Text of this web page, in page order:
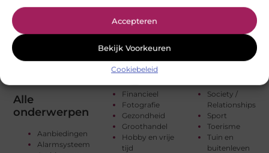
Accepteren
Bekijk Voorkeuren
Cookiebeleid
Alle
onderwerpen
Aanbiedingen
Alarmsysteem
Financieel
Fotografie
Gezondheid
Groothandel
Hobby en vrije
tijd
Society /
Relationships
Sport
Toerisme
Tuin en
buitenleven